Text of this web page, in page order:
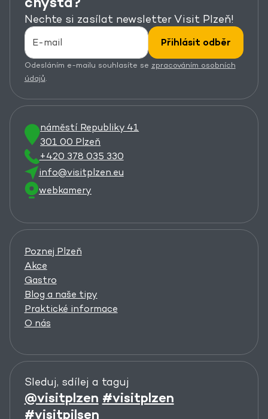
Nechte si zasílat newsletter Visit Plzeň!
Přihlásit odběr
Odesláním e-mailu souhlasíte se zpracováním osobních
údajů.
náměstí Republiky 41
301 00 Plzeň
+420 378 035 330
info@visitplzen.eu
webkamery
Poznej Plzeň
Akce
Gastro
Blog a naše tipy
Praktické informace
O nás
Sleduj, sdílej a taguj
@visitplzen #visitplzen
#visitpilsen